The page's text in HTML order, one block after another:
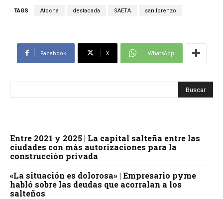
TAGS Atocha destacada SAETA san lorenzo
Facebook X WhatsApp
Entre 2021 y 2025 | La capital salteña entre las
ciudades con más autorizaciones para la
construcción privada
«La situación es dolorosa» | Empresario pyme
habló sobre las deudas que acorralan a los
salteños